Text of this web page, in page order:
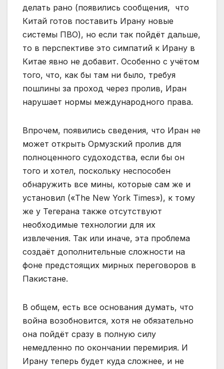
делать рано (появились сообщения, что
Китай готов поставить Ирану новые
системы ПВО), но если так пойдёт дальше,
то в перспективе это симпатий к Ирану в
Китае явно не добавит. Особенно с учётом
того, что, как бы там ни было, требуя
пошлины за проход через пролив, Иран
нарушает нормы международного права.
Впрочем, появились сведения, что Иран не
может открыть Ормузский пролив для
полноценного судоходства, если бы он
того и хотел, поскольку неспособен
обнаружить все мины, которые сам же и
установил («The New York Times»), к тому
же у Тегерана также отсутствуют
необходимые технологии для их
извлечения. Так или иначе, эта проблема
создаёт дополнительные сложности на
фоне предстоящих мирных переговоров в
Пакистане.
В общем, есть все основания думать, что
война возобновится, хотя не обязательно
она пойдёт сразу в полную силу
немедленно по окончании перемирия. И
Ирану теперь будет куда сложнее, и не